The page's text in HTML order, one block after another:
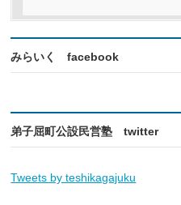
みらいく facebook
弟子屈町公設民営塾 twitter
Tweets by teshikagajuku